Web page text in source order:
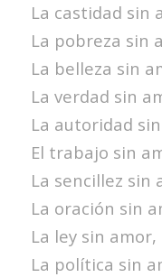
La castidad sin
La pobreza sin
La belleza sin
La verdad sin
La autoridad
El trabajo sin
La sencillez sin
La oración sin
La ley sin
La política sin